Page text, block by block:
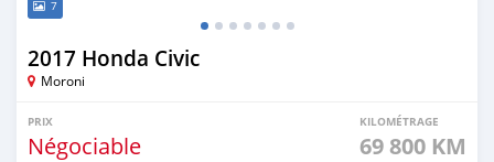
7
2017 Honda Civic
Moroni
PRIX
Négociable
KILOMÉTRAGE
69 800 KM